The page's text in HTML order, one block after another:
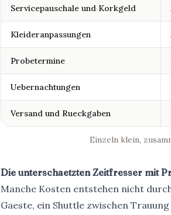
Servicepauschale und Korkgeld
Kleideranpassungen
Probetermine
Uebernachtungen
Versand und Rueckgaben
Einzeln klein,
Die unterschaetzten Zeitfresser mit
Manche Kosten entstehen nicht
Gaeste, ein Shuttle zwischen